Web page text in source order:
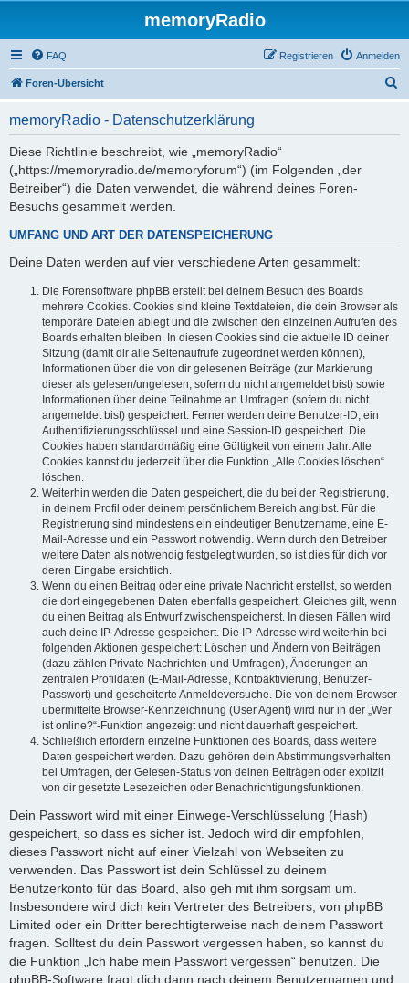
memoryRadio
FAQ Anmelden
Registrieren
Foren-Übersicht
memoryRadio - Datenschutzerklärung
Diese Richtlinie beschreibt, wie „memoryRadio“
(„https://memoryradio.de/memoryforum“) (im Folgenden „der
Betreiber“) die Daten verwendet, die während deines Foren-
Besuchs gesammelt werden.
UMFANG UND ART DER DATENSPEICHERUNG
Deine Daten werden auf vier verschiedene Arten gesammelt:
Die Forensoftware phpBB erstellt bei deinem Besuch des Boards
mehrere Cookies. Cookies sind kleine Textdateien, die dein Browser als
temporäre Dateien ablegt und die zwischen den einzelnen Aufrufen des
Boards erhalten bleiben. In diesen Cookies sind die aktuelle ID deiner
Sitzung (damit dir alle Seitenaufrufe zugeordnet werden können),
Informationen über die von dir gelesenen Beiträge (zur Markierung
dieser als gelesen/ungelesen; sofern du nicht angemeldet bist) sowie
Informationen über deine Teilnahme an Umfragen (sofern du nicht
angemeldet bist) gespeichert. Ferner werden deine Benutzer-ID, ein
Authentifizierungsschlüssel und eine Session-ID gespeichert. Die
Cookies haben standardmäßig eine Gültigkeit von einem Jahr. Alle
Cookies kannst du jederzeit über die Funktion „Alle Cookies löschen“
löschen.
Weiterhin werden die Daten gespeichert, die du bei der Registrierung,
in deinem Profil oder deinem persönlichem Bereich angibst. Für die
Registrierung sind mindestens ein eindeutiger Benutzername, eine E-
Mail-Adresse und ein Passwort notwendig. Wenn durch den Betreiber
weitere Daten als notwendig festgelegt wurden, so ist dies für dich vor
deren Eingabe ersichtlich.
Wenn du einen Beitrag oder eine private Nachricht erstellst, so werden
die dort eingegebenen Daten ebenfalls gespeichert. Gleiches gilt, wenn
du einen Beitrag als Entwurf zwischenspeicherst. In diesen Fällen wird
auch deine IP-Adresse gespeichert. Die IP-Adresse wird weiterhin bei
folgenden Aktionen gespeichert: Löschen und Ändern von Beiträgen
(dazu zählen Private Nachrichten und Umfragen), Änderungen an
zentralen Profildaten (E-Mail-Adresse, Kontoaktivierung, Benutzer-
Passwort) und gescheiterte Anmeldeversuche. Die von deinem Browser
übermittelte Browser-Kennzeichnung (User Agent) wird nur in der „Wer
ist online?“-Funktion angezeigt und nicht dauerhaft gespeichert.
Schließlich erfordern einzelne Funktionen des Boards, dass weitere
Daten gespeichert werden. Dazu gehören dein Abstimmungsverhalten
bei Umfragen, der Gelesen-Status von deinen Beiträgen oder explizit
von dir gesetzte Lesezeichen oder Benachrichtigungsfunktionen.
Dein Passwort wird mit einer Einwege-Verschlüsselung (Hash)
gespeichert, so dass es sicher ist. Jedoch wird dir empfohlen,
dieses Passwort nicht auf einer Vielzahl von Webseiten zu
verwenden. Das Passwort ist dein Schlüssel zu deinem
Benutzerkonto für das Board, also geh mit ihm sorgsam um.
Insbesondere wird dich kein Vertreter des Betreibers, von phpBB
Limited oder ein Dritter berechtigterweise nach deinem Passwort
fragen. Solltest du dein Passwort vergessen haben, so kannst du
die Funktion „Ich habe mein Passwort vergessen“ benutzen. Die
phpBB-Software fragt dich dann nach deinem Benutzernamen und